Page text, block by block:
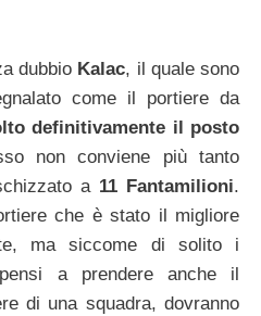
dubbio Kalac, il quale sono
come il portiere da
definitivamente il posto
non conviene più tanto
a 11 Fantamilioni.
che è stato il migliore
ma siccome di solito i
a prendere anche il
di una squadra, dovranno